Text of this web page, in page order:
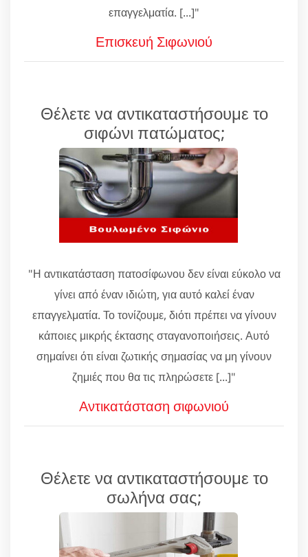
επαγγελματία. [...]"
Επισκευή Σιφωνιού
Θέλετε να αντικαταστήσουμε το
σιφώνι πατώματος;
"Η αντικατάσταση πατοσίφωνου δεν είναι εύκολο να
γίνει από έναν ιδιώτη, για αυτό καλεί έναν
επαγγελματία. Το τονίζουμε, διότι πρέπει να γίνουν
κάποιες μικρής έκτασης σταγανοποιήσεις. Αυτό
σημαίνει ότι είναι ζωτικής σημασίας να μη γίνουν
ζημιές που θα τις πληρώσετε [...]"
Αντικατάσταση σιφωνιού
Θέλετε να αντικαταστήσουμε το
σωλήνα σας;